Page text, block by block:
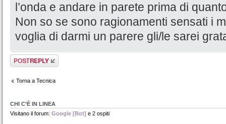
l’onda e andare in parete prima di
Non so se sono ragionamenti sensati i
voglia di darmi un parere gli/le sarei
Rispondi al
messaggio
Torna a Tecnica
CHI C’È IN LINEA
Visitano il forum: Google [Bot] e 2 ospiti